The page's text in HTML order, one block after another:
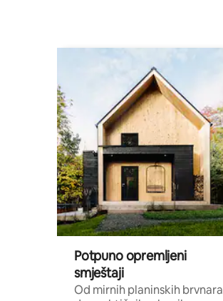
Potpuno opremljeni
smještaji
Od mirnih planinskih brvnara